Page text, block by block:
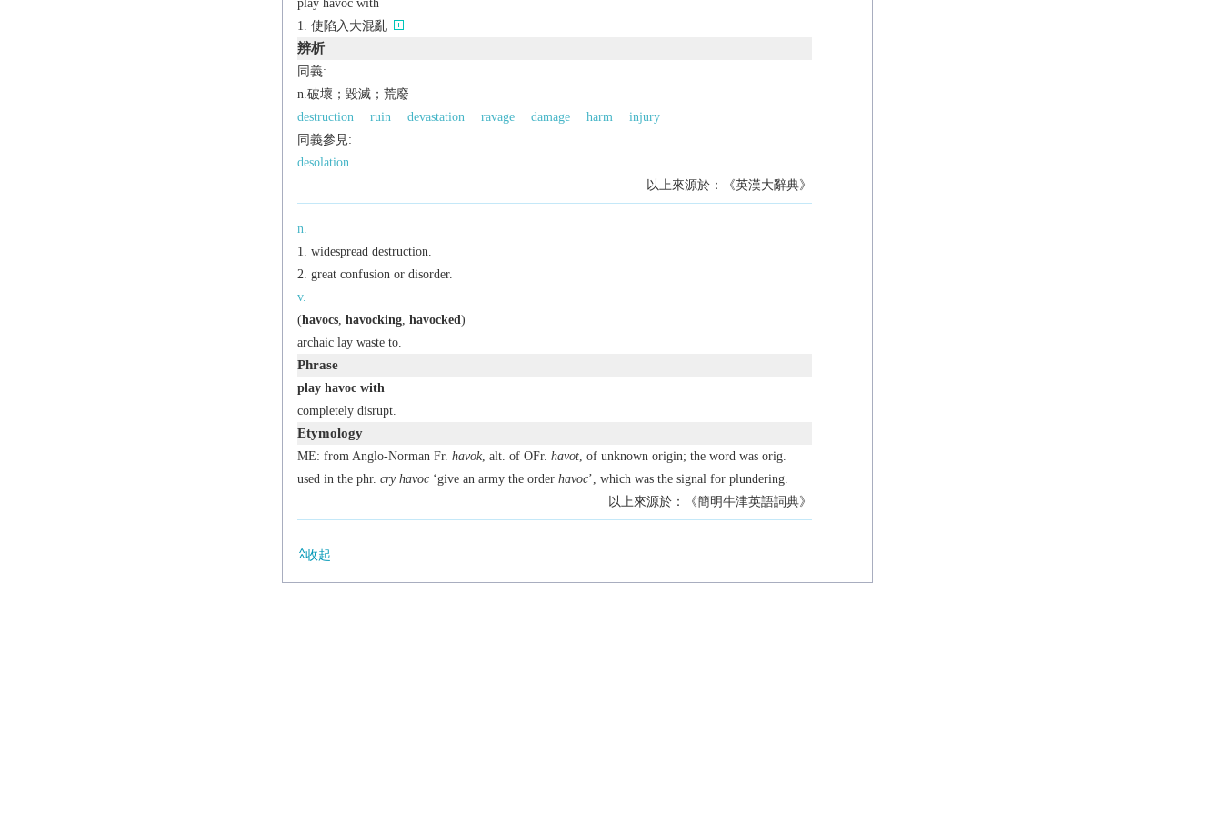
play havoc with
使陷入大混亂
辨析
同義:
n.破壞；毀滅；荒廢
destruction
ruin devastation ravage damage harm
injury
同義參見:
desolation
以上來源於：《英漢大辭典》
n.
widespread destruction.
great confusion or disorder.
v.
(havocs, havocking, havocked )
archaiclay waste to.
Phrase
play havoc with
completely disrupt.
Etymology
ME: from Anglo-Norman Fr. havok, alt. of OFr. havot, of unknown origin; the word was orig.
used in the phr. cry havoc‘give an army the order havoc’, which was the signal for plundering.
以上來源於：《簡明牛津英語詞典》
收起